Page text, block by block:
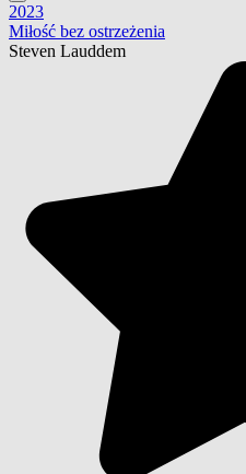
2023
Miłość bez ostrzeżenia
Steven Lauddem